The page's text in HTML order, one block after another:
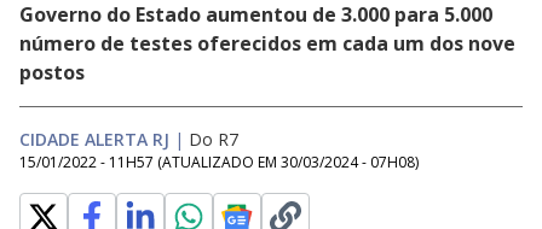
Governo do Estado aumentou de 3.000 para 5.000
número de testes oferecidos em cada um dos nove
postos
CIDADE ALERTA RJ | Do R7
15/01/2022 - 11H57 (ATUALIZADO EM 30/03/2024 - 07H08)